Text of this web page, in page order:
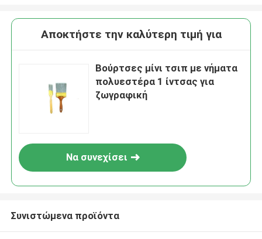
Αποκτήστε την καλύτερη τιμή για
Βούρτσες μίνι τσιπ με νήματα
πολυεστέρα 1 ίντσας για
ζωγραφική
Να συνεχίσει
Συνιστώμενα προϊόντα